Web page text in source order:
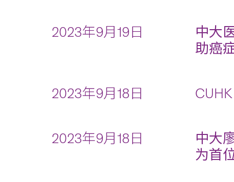
2023年9月19日
中大
助癌
2023年9月18日
2023年9月18日
中大
为首